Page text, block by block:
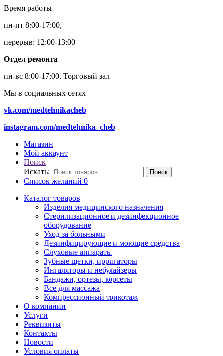
Время работы
пн-пт 8:00-17:00,
перерыв: 12:00-13:00
Отдел ремонта
пн-вс 8:00-17:00. Торговый зал
Мы в социальных сетях
vk.com/medtehnikacheb
instagram.com/medtehnika_cheb
Магазин
Мой аккаунт
Поиск
Искать:
Поиск
Список желаний 0
Каталог товаров
Изделия медицинского назначения
Стерилизационное и дезинфекционное
оборудование
Уход за больными
Дезинфицирующие и моющие средства
Слуховые аппараты
Зубные щетки, ирригаторы
Ингаляторы и небулайзеры
Бандажи, ортезы, корсеты
Все для массажа
Компрессионный трикотаж
О компании
Услуги
Реквизиты
Контакты
Новости
Условия оплаты